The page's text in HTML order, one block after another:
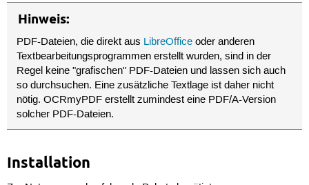
Hinweis:
PDF-Dateien, die direkt aus LibreOffice oder anderen
Textbearbeitungsprogrammen erstellt wurden, sind in der
Regel keine "grafischen" PDF-Dateien und lassen sich auch
so durchsuchen. Eine zusätzliche Textlage ist daher nicht
nötig. OCRmyPDF erstellt zumindest eine PDF/A-Version
solcher PDF-Dateien.
Installation